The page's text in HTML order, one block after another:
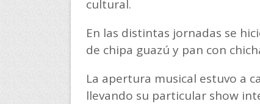
cultural.
En las distintas jornadas se
de chipa guazú y pan con
La apertura musical estuvo a
llevando su particular show